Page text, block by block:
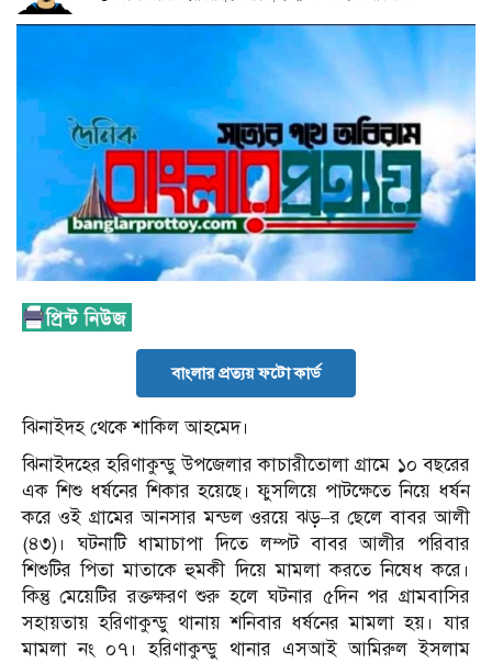
বাংলার প্রত্যয় ফটো কার্ড
ঝিনাইদহ থেকে শাকিল আহমেদ।
ঝিনাইদহের হরিণাকুন্ডু উপজেলার কাচারীতোলা গ্রামে ১০ বছরের
এক শিশু ধর্ষনের শিকার হয়েছে। ফুসলিয়ে পাটক্ষেতে নিয়ে ধর্ষন
করে ওই গ্রামের আনসার মন্ডল ওরয়ে ঝড়–র ছেলে বাবর আলী
(৪৩)। ঘটনাটি ধামাচাপা দিতে লম্পট বাবর আলীর পরিবার
শিশুটির পিতা মাতাকে হুমকী দিয়ে মামলা করতে নিষেধ করে।
কিন্তু মেয়েটির রক্তক্ষরণ শুরু হলে ঘটনার ৫দিন পর গ্রামবাসির
সহায়তায় হরিণাকুন্ডু থানায় শনিবার ধর্ষনের মামলা হয়। যার
মামলা নং ০৭। হরিণাকুন্ডু থানার এসআই আমিরুল ইসলাম